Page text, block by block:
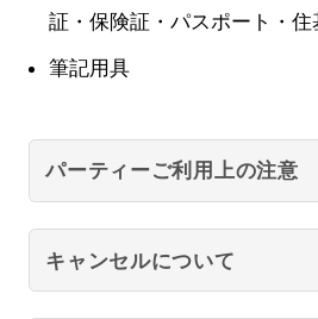
証・保険証・パスポート・住
筆記用具
パーティーご利用上の注意
キャンセルについて